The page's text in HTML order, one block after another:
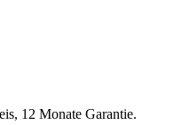
12 Monate Garantie.